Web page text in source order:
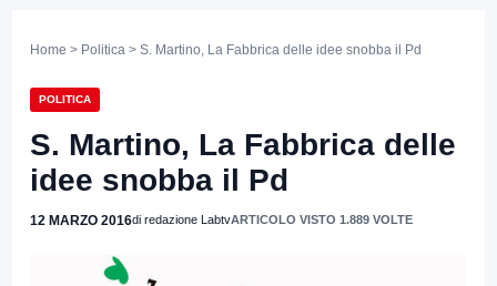
Home > Politica > S. Martino, La Fabbrica delle idee snobba il Pd
POLITICA
S. Martino, La Fabbrica delle
idee snobba il Pd
12 MARZO 2016di redazione LabtvARTICOLO VISTO 1.889 VOLTE